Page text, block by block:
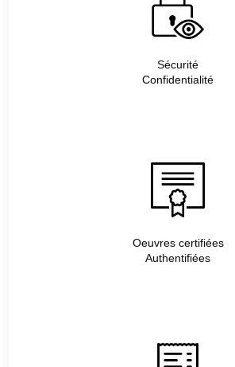
Sécurité
Confidentialité
Oeuvres certifiées
Authentifiées